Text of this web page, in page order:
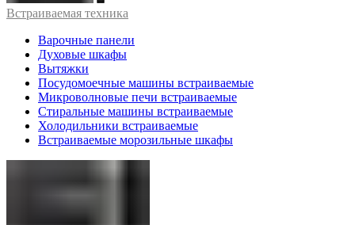
Встраиваемая техника
Варочные панели
Духовые шкафы
Вытяжки
Посудомоечные машины встраиваемые
Микроволновые печи встраиваемые
Стиральные машины встраиваемые
Холодильники встраиваемые
Встраиваемые морозильные шкафы